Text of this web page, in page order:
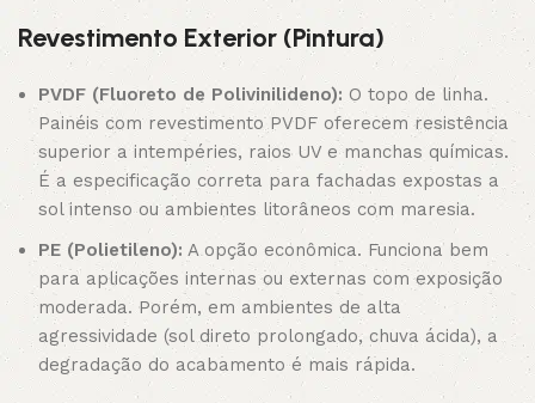
Revestimento Exterior (Pintura)
PVDF (Fluoreto de Polivinilideno): O topo de linha.
Painéis com revestimento PVDF oferecem resistência
superior a intempéries, raios UV e manchas químicas.
É a especificação correta para fachadas expostas a
sol intenso ou ambientes litorâneos com maresia.
PE (Polietileno): A opção econômica. Funciona bem
para aplicações internas ou externas com exposição
moderada. Porém, em ambientes de alta
agressividade (sol direto prolongado, chuva ácida), a
degradação do acabamento é mais rápida.